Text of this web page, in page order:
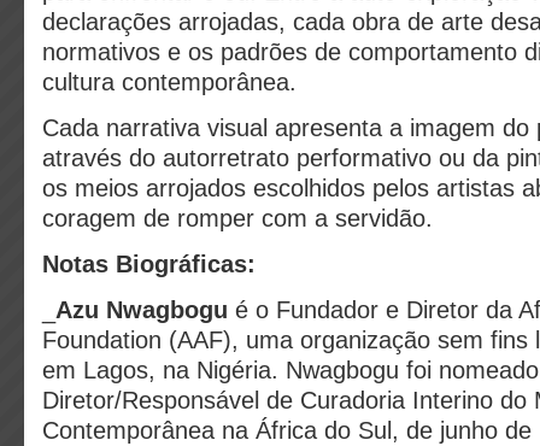
declarações arrojadas, cada obra de arte
normativos e os padrões de comportamento
cultura contemporânea.
Cada narrativa visual apresenta a imagem do
através do autorretrato performativo ou da
os meios arrojados escolhidos pelos artistas
coragem de romper com a servidão.
Notas Biográficas:
Azu Nwagbogu é o Fundador e Diretor da
Foundation (AAF), uma organização sem fins
em Lagos, na Nigéria. Nwagbogu foi nomeado
Diretor/Responsável de Curadoria Interino do
Contemporânea na África do Sul, de junho